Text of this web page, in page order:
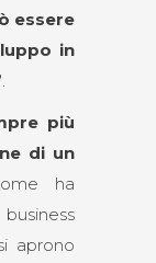
essere
in
.
più
di un
ha
aprono